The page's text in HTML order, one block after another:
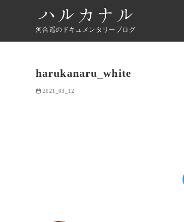
河合遥のドキュメンタリーブログ
harukanaru_white
2021_03_12